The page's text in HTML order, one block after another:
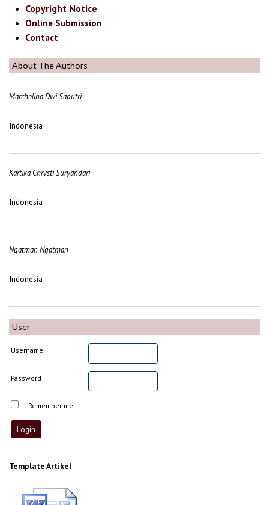
Copyright Notice
Online Submission
Contact
About The Authors
Marchelina Dwi Saputri
Indonesia
Kartika Chrysti Suryandari
Indonesia
Ngatman Ngatman
Indonesia
User
Username
Password
Remember me
Template Artikel